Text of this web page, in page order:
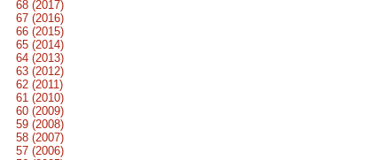
68 (2017)
67 (2016)
66 (2015)
65 (2014)
64 (2013)
63 (2012)
62 (2011)
61 (2010)
60 (2009)
59 (2008)
58 (2007)
57 (2006)